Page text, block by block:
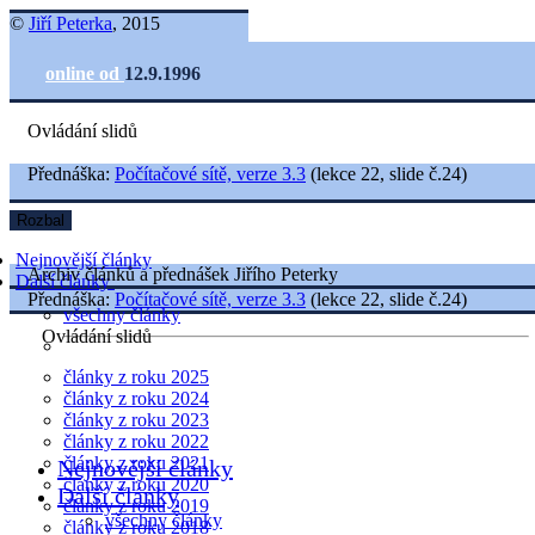
© Jiří Peterka, 2015
online od 12.9.1996
Ovládání slidů
Nejnovější články
Další články
všechny články
články z roku 2025
články z roku 2024
články z roku 2023
články z roku 2022
články z roku 2021
články z roku 2020
články z roku 2019
články z roku 2018
Přednáška: Počítačové sítě, verze 3.3 (lekce 22, slide č.24)
Rozbal
Archiv článků a přednášek Jiřího Peterky
Přednáška: Počítačové sítě, verze 3.3 (lekce 22, slide č.24)
Ovládání slidů
Nejnovější články
Další články
všechny články